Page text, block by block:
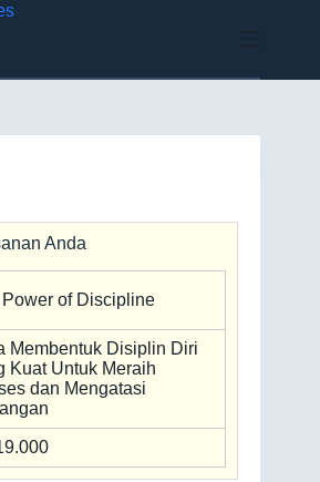
Anda
of Discipline
Membentuk Disiplin Diri
Kuat Untuk Meraih
dan Mengatasi